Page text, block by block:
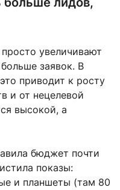
увеличивают
заявок. В
приводит к росту
и от нецелевой
высокой, а
бюджет почти
показы:
и планшеты (там 80